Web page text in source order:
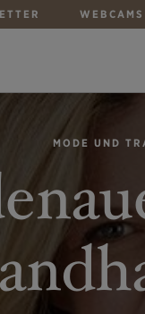
WEBCAMS
MODE UND